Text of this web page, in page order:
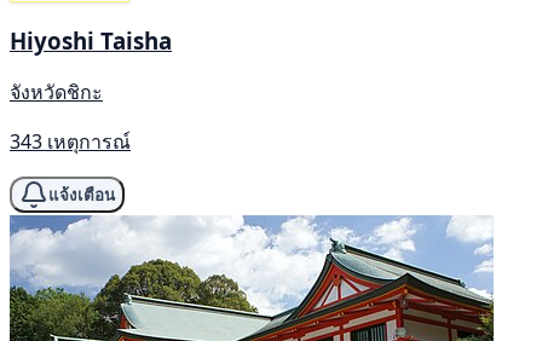
Hiyoshi Taisha
จังหวัดชิกะ
343 เหตุการณ์
แจ้งเตือน